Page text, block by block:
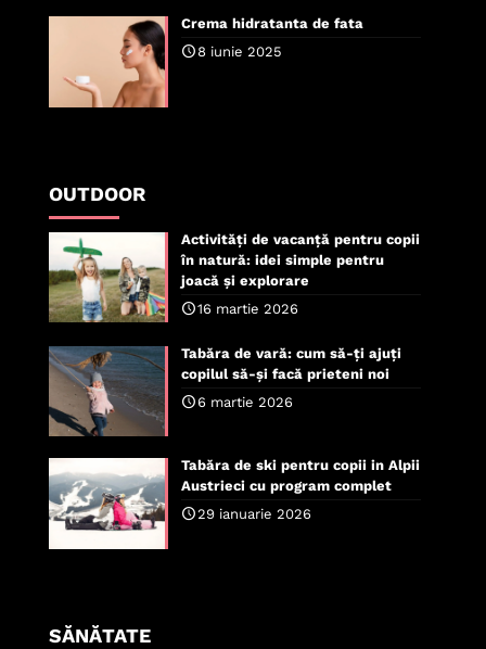
Crema hidratanta de fata
8 iunie 2025
OUTDOOR
Activități de vacanță pentru copii
în natură: idei simple pentru
joacă și explorare
16 martie 2026
Tabăra de vară: cum să-ți ajuți
copilul să-și facă prieteni noi
6 martie 2026
Tabăra de ski pentru copii in Alpii
Austrieci cu program complet
29 ianuarie 2026
SĂNĂTATE